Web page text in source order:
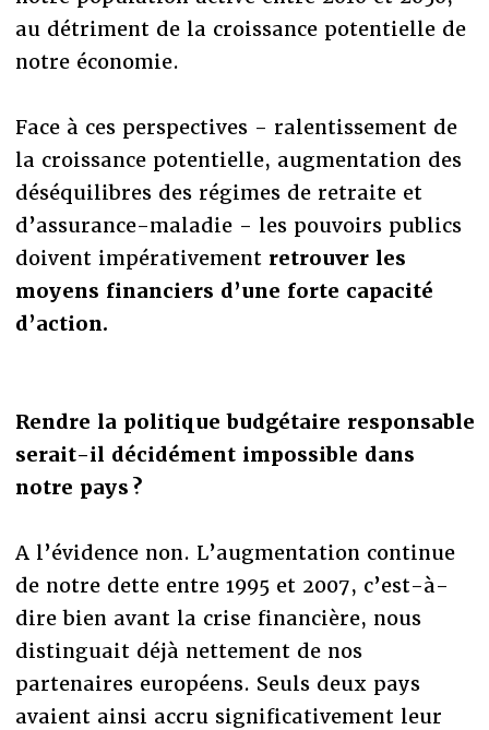
au détriment de la croissance potentielle de
notre économie.
Face à ces perspectives - ralentissement de
la croissance potentielle, augmentation des
déséquilibres des régimes de retraite et
d’assurance-maladie - les pouvoirs publics
doivent impérativement retrouver les
moyens financiers d’une forte capacité
d’action.
Rendre la politique budgétaire responsable
serait-il décidément impossible dans
notre pays ?
A l’évidence non. L’augmentation continue
de notre dette entre 1995 et 2007, c’est-à-
dire bien avant la crise financière, nous
distinguait déjà nettement de nos
partenaires européens. Seuls deux pays
avaient ainsi accru significativement leur